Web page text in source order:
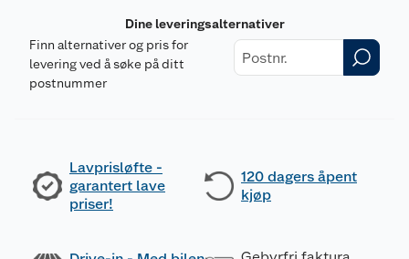
Dine leveringsalternativer
Finn alternativer og pris for
levering ved å søke på ditt
postnummer
Lavprisløfte -
garantert lave
priser!
120 dagers åpent
kjøp